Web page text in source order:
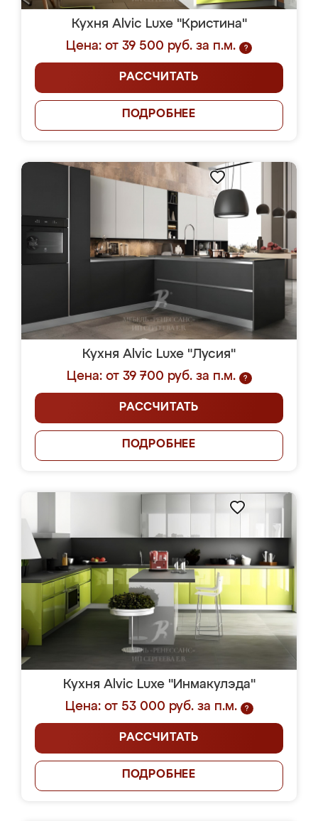
Кухня Alvic Luxe "Кристина"
Цена: от 39 500 руб. за п.м.
?
РАССЧИТАТЬ
ПОДРОБНЕЕ
Кухня Alvic Luxe "Лусия"
Цена: от 39 700 руб. за п.м.
?
РАССЧИТАТЬ
ПОДРОБНЕЕ
Кухня Alvic Luxe "Инмакулэда"
Цена: от 53 000 руб. за п.м.
?
РАССЧИТАТЬ
ПОДРОБНЕЕ